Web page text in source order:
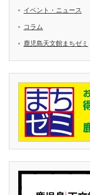
イベント・ニュース
コラム
鹿児島天文館まちゼミ